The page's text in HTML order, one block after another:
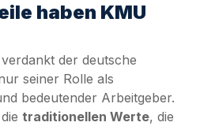
haben KMU
der deutsche
seiner Rolle als
bedeutender Arbeitgeber.
traditionellen Werte, die